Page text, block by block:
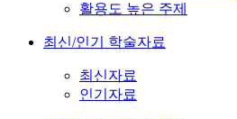
활용도 높은 주제
최신/인기 학술자료
최신자료
인기자료